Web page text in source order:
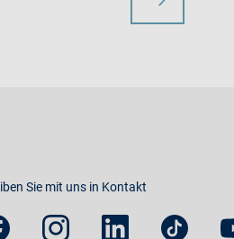
Sie mit uns in Kontakt